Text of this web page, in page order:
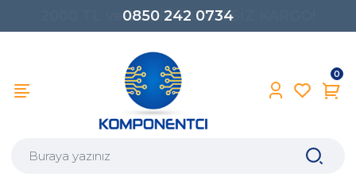
0850 242 0734
0